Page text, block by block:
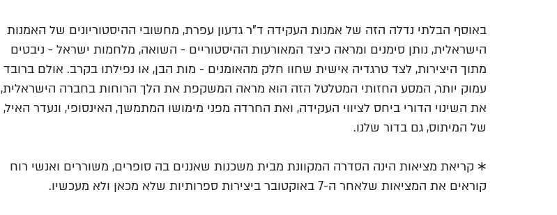
באוסף הבלתי נדלה הזה של אמנות העקידה ד"ר גדעון עפרת, מחשובי ההיסטוריונים של האמנות
הישראלית, נותן סימנים ומראה כיצד המאורעות ההיסטוריים - השואה, מלחמות ישראל - ניבטים
מתוך היצירות, לצד טרגדיה אישית שחוו חלק מהאומנים - מות הבן, או נפילתו בקרב. אולם ברובד
עמוק יותר, המסע החזותי המטלטל הזה הוא מראה המשקפת את הלך הרוחות בחברה הישראלית,
את השינוי הדורי ביחס לציווי העקידה, ואת החרדה מפני מימושו המתמשך, האינסופי, ונעדר האיל,
של המיתוס, גם בדור שלנו.
✱ קריאת מציאות הינה הסדרה המקוונת מבית משכנות שאננים בה סופרים, משוררים ואנשי רוח
קוראים את המציאות שלאחר ה-7 באוקטובר ביצירות ספרותיות שלא מכאן ולא מעכשיו.